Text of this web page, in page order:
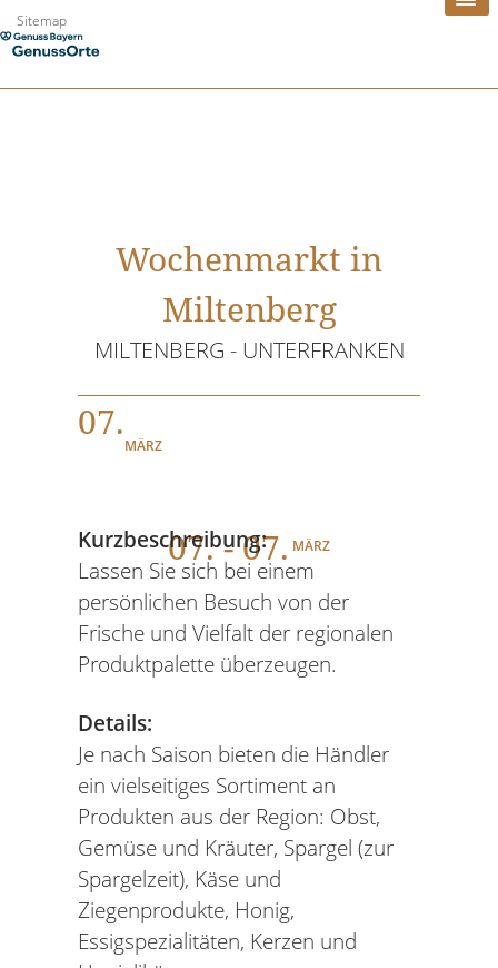
Zum
Inhalt
Sitemap
Wochenmarkt in
Miltenberg
MILTENBERG - UNTERFRANKEN
07.
MÄRZ
07. - 07. MÄRZ
Kurzbeschreibung:
Lassen Sie sich bei einem
persönlichen Besuch von der
Frische und Vielfalt der regionalen
Produktpalette überzeugen.
Details:
Je nach Saison bieten die Händler
ein vielseitiges Sortiment an
Produkten aus der Region: Obst,
Gemüse und Kräuter, Spargel (zur
Spargelzeit), Käse und
Ziegenprodukte, Honig,
Essigspezialitäten, Kerzen und